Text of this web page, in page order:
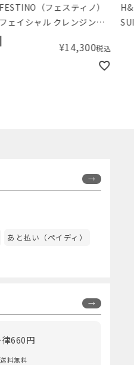
FESTINO（フェスティノ）
フェイシャル クレンジング
スチーマー
14,300税込
あと払い（ペイディ）
660円
料無料